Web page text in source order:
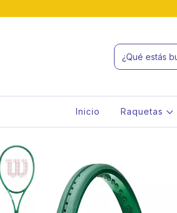
Inicio Raquetas